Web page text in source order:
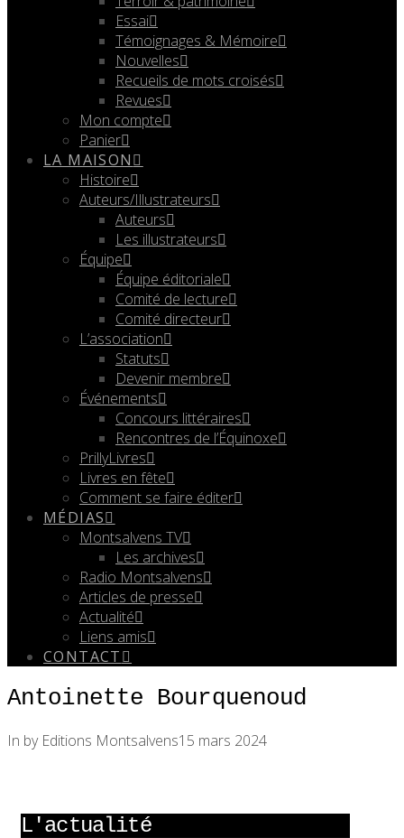
Essai
Témoignages & Mémoire
Nouvelles
Recueils de mots croisés
Revues
Mon compte
Panier
LA MAISON
Histoire
Auteurs/Illustrateurs
Auteurs
Les illustrateurs
Équipe
Équipe éditoriale
Comité de lecture
Comité directeur
L’association
Statuts
Devenir membre
Événements
Concours littéraires
Rencontres de l’Équinoxe
PrillyLivres
Livres en fête
Comment se faire éditer
MÉDIAS
Montsalvens TV
Les archives
Radio Montsalvens
Articles de presse
Actualité
Liens amis
CONTACT
Antoinette Bourquenoud
In by Editions Montsalvens15 mars 2024
L'actualité